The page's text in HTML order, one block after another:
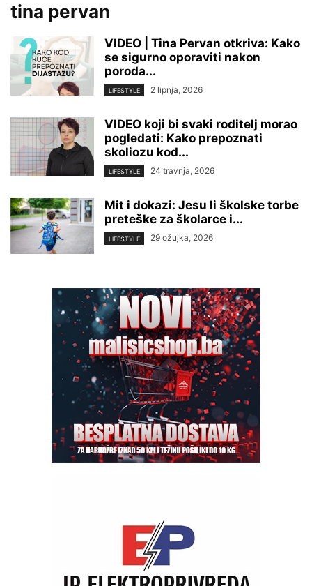
tina pervan
VIDEO | Tina Pervan otkriva: Kako
se sigurno oporaviti nakon
poroda...
LIFESTYLE 2 lipnja, 2026
VIDEO koji bi svaki roditelj morao
pogledati: Kako prepoznati
skoliozu kod...
LIFESTYLE 24 travnja, 2026
Mit i dokazi: Jesu li školske torbe
preteške za školarce i...
LIFESTYLE 29 ožujka, 2026